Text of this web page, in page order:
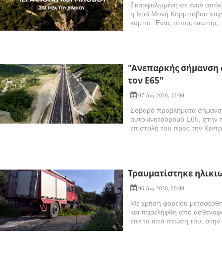
Σκαρφαλωμένη σε έναν
η Ιερά Μονή Κορμπόβου
κάμπο. Ένας τόπος σιωπής,
"Ανεπαρκής σήμανση
τον Ε65"
07 Αυγ 2026, 12:00
Σοβαρά προβλήματα
αυτοκινητόδρομο Ε65, στην
επιστολή του προς την
Τραυματίστηκε
06 Αυγ 2026, 20:00
Με χρήση φορείου
και παρελήφθη από
έπειτα από πτώση του,